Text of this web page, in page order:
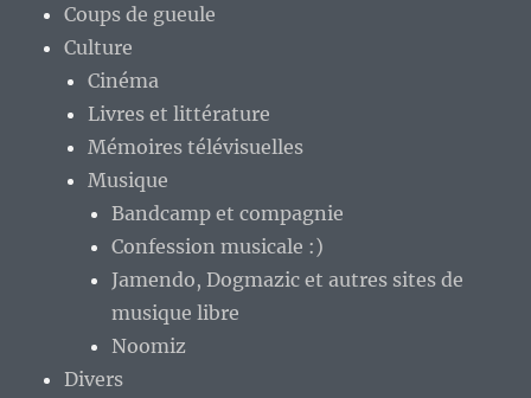
Coups de gueule
Culture
Cinéma
Livres et littérature
Mémoires télévisuelles
Musique
Bandcamp et compagnie
Confession musicale :)
Jamendo, Dogmazic et autres sites de
musique libre
Noomiz
Divers